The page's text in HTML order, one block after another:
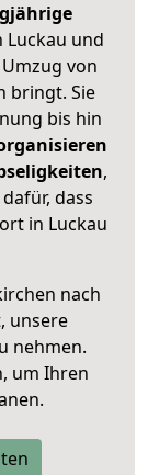
Luckau und
von
bringt. Sie
bis hin
,
dass
in Luckau
nach
unsere
nehmen.
um Ihren